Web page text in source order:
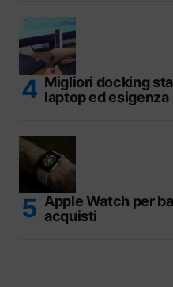
Migliori docking
laptop ed esigenza
Apple Watch per
acquisti